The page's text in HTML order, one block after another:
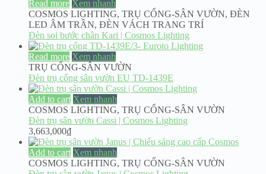
Read more Xem nhanh
COSMOS LIGHTING, TRỤ CỔNG-SÂN VƯỜN, ĐÈN
LED ÂM TRẦN, ĐÈN VÁCH TRANG TRÍ
Đèn soi bước chân Kari | Cosmos Lighting
Read more Xem nhanh
TRỤ CỔNG-SÂN VƯỜN
Đèn trụ cổng sân vườn EU TD-1439E
Add to cart Xem nhanh
COSMOS LIGHTING, TRỤ CỔNG-SÂN VƯỜN
Đèn trụ sân vườn Cassi | Cosmos Lighting
3,663,000₫
Add to cart Xem nhanh
COSMOS LIGHTING, TRỤ CỔNG-SÂN VƯỜN